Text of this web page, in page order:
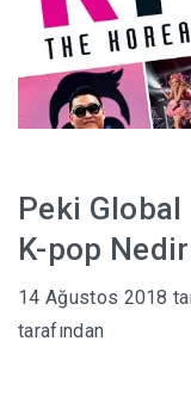
Peki Global
K-pop
14 Ağustos 2018
tarafından